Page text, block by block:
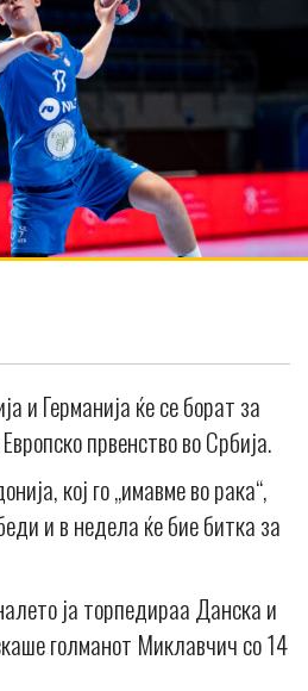
и Германија ќе се борат за
првенство во Србија.
кој го „имавме во рака“,
и в недела ќе бие битка за
ја торпедираа Данска и
голманот Миклавчич со 14